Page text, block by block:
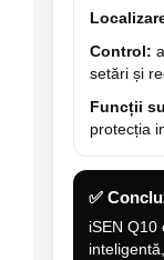
Control:
setări și
Funcții
protecția
✅
iSEN Q10